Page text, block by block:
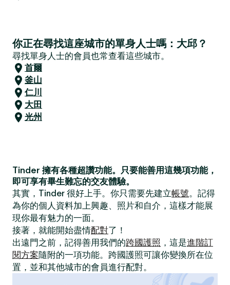
你正在尋找這座城市的單身人士嗎：大邱？
尋找單身人士的會員也常查看這些城市。
首爾
釜山
仁川
大田
光州
Tinder 擁有各種超讚功能。只要能善用這幾項功能，
即可享有畢生難忘的交友體驗。
其實，Tinder 很好上手。你只需要先建立帳號。記得
為你的個人資料加上興趣、照片和自介，這樣才能展
現你最有魅力的一面。
接著，就能開始盡情配對了！
出遠門之前，記得善用我們的跨國護照 ，這是進階訂
閱方案隨附的一項功能。跨國護照可讓你變換所在位
置，並和其他城市的會員進行配對。